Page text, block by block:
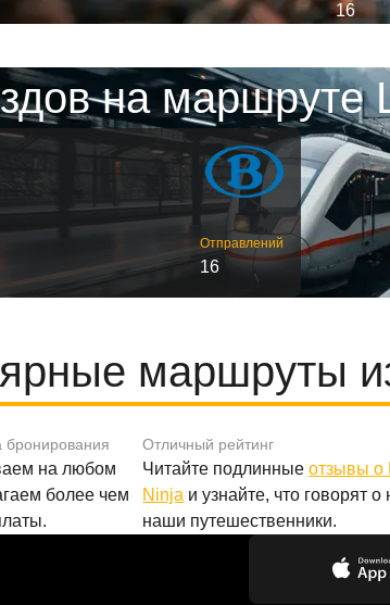
16
на маршруте
Отправлений
16
маршруты
бронирования
на любом
более чем
Отличный рейтинг
Читайте подлинныеотзывы о
Ninja и узнайте, что говорят о
наши путешественники.